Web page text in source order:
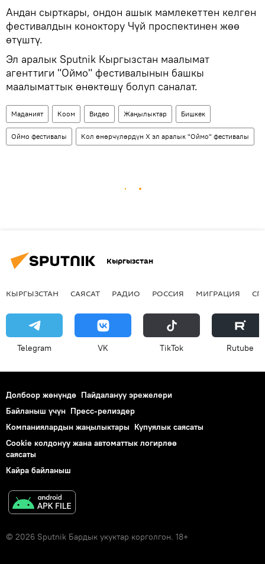
Андан сырткары, ондон ашык мамлекеттен келген
фестивалдын коноктору Чүй проспектинен жөө
өтүштү.
Эл аралык Sputnik Кыргызстан маалымат
агенттиги "Оймо" фестивалынын башкы
маалыматтык өнөктөшү болуп саналат.
Маданият Коом Видео Жаңылыктар Бишкек
Оймо фестивалы Кол өнөрчүлөрдүн Х эл аралык "Оймо" фестивалы
Кыргызстан
КЫРГЫЗСТАН САЯСАТ РАДИО РОССИЯ МИГРАЦИЯ
Telegram VK ТikТоk Rutube
Долбоор жөнүндө Пайдалануу эрежелери
Байланыш үчүн Пресс-релиздер
Компаниялардын жаңылыктары Купуялык саясаты
Cookie колдонуу жана автоматтык логирлөө
саясаты
Кайра байланыш
© 2026 Sputnik Бардык укуктар корголгон. 18+